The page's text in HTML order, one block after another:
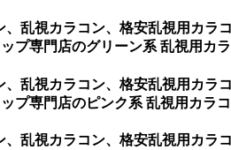
乱視カラコン、格安乱視用カ
プ専門店のグリーン系 乱視用カ
乱視カラコン、格安乱視用カ
プ専門店のピンク系 乱視用カラ
乱視カラコン、格安乱視用カ